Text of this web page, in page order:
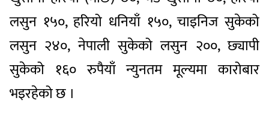
लसुन १५०, हरियो धनियाँ १५०, चाइनिज सुकेको
लसुन २४०, नेपाली सुकेको लसुन २००, छ्यापी
सुकेको १६० रुपैयाँ न्युनतम मूल्यमा कारोबार
भइरहेको छ ।